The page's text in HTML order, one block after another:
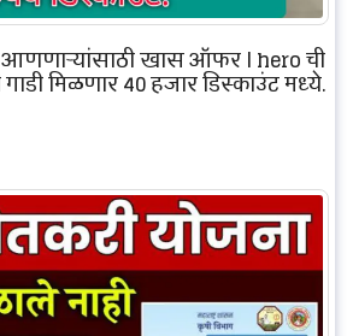
आणणाऱ्यांसाठी खास ऑफर | hero ची
मिळणार 40 हजार डिस्काउंट मध्ये.